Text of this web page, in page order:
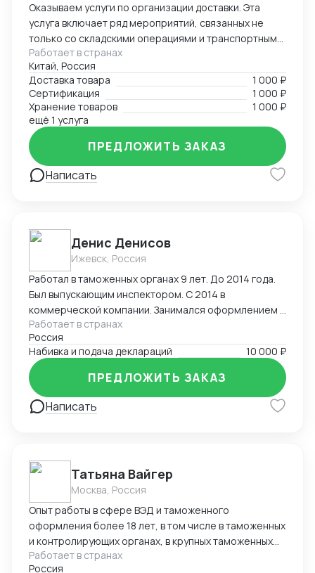
Оказываем услуги по организации доставки. Эта
услуга включает ряд мероприятий, связанных не
только со складскими операциями и транспортным
сопровождением. В нее также входит таможенное
оформление, помощь в заполнении необходимой
сопроводительной и разрешительной
документации.
Работает в странах
Китай, Россия
Доставка товара
1 000 ₽
Сертификация
1 000 ₽
Хранение товаров
1 000 ₽
ещё 1 услуга
Написать
ПРЕДЛОЖИТЬ ЗАКАЗ
Денис Денисов
Ижевск, Россия
Работал в таможенных органах 9 лет. До 2014 года.
Был выпускающим инспектором. С 2014 в
коммерческой компании. Занимался оформлением и
выпуском деклараций. Досмотры, оформление
разрешительных документов, корректировки ДТ
после выпуска товара, КТС. Широкий перечень
оформляемых грузов- редкоземельные материалы,
оборудование, химия, части БПЛА.
Работает в странах
Россия
Набивка и подача деклараций
10 000 ₽
Написать
ПРЕДЛОЖИТЬ ЗАКАЗ
Татьяна Вайгер
Москва, Россия
Опыт работы в сфере ВЭД и таможенного
оформления более 18 лет, в том числе в таможенных
и контролирующих органах, в крупных таможенных
представителях. Сопровождение полного цикла
Работает в странах
Россия